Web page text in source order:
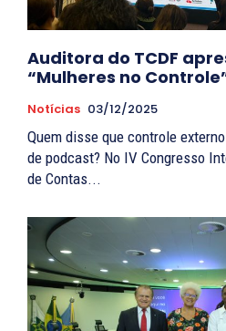
Auditora do TCDF
“Mulheres no
Notícias 03/12/2025
Quem disse que controle
de podcast? No IV Congresso
de Contas...